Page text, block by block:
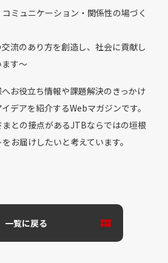
ミュニケーション・関係性の場づく
流のあり方を創造し、社会に貢献し
す〜
お役立ち情報や課題解決のきっかけ
デアを紹介するWebマガジンです。
との接点があるJTBならではの垣根
お届けしたいと考えています。
一覧に戻る